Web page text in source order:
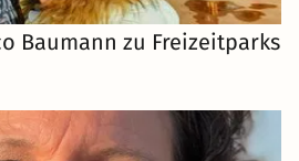
Baumann zu Freizeitparks